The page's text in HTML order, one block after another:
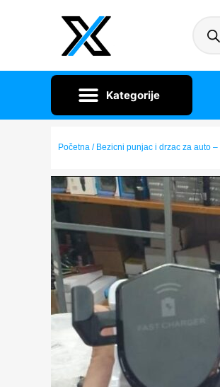
Početna / Bezicni punjac i drzac za auto